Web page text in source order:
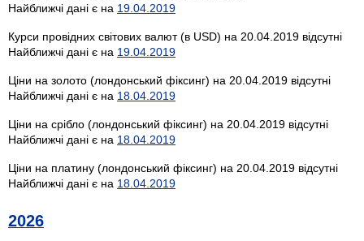
Найближчі дані є на 19.04.2019
Курси провідних світових валют (в USD) на 20.04.2019 відсутні
Найближчі дані є на 19.04.2019
Ціни на золото (лондонський фіксинг) на 20.04.2019 відсутні
Найближчі дані є на 18.04.2019
Ціни на срібло (лондонський фіксинг) на 20.04.2019 відсутні
Найближчі дані є на 18.04.2019
Ціни на платину (лондонський фіксинг) на 20.04.2019 відсутні
Найближчі дані є на 18.04.2019
2026